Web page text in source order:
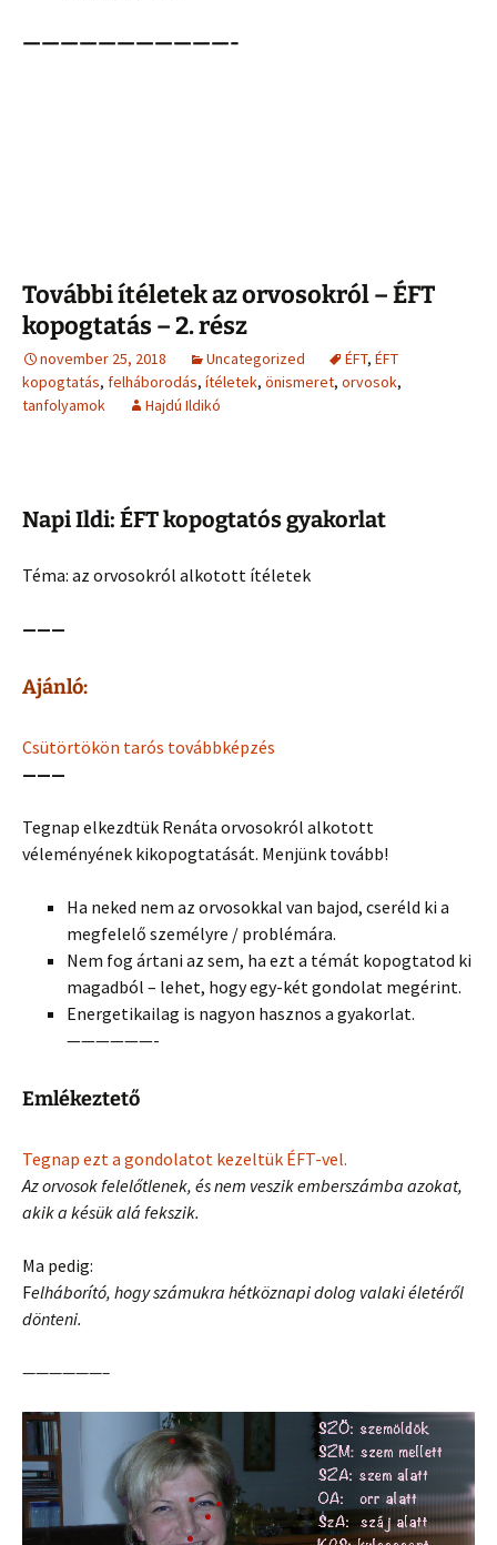
———————————-
További ítéletek az orvosokról – ÉFT
kopogtatás – 2. rész
november 25, 2018 Uncategorized ÉFT, ÉFT
kopogtatás, felháborodás, ítéletek, önismeret, orvosok,
tanfolyamok
Hajdú Ildikó
Napi Ildi: ÉFT kopogtatós gyakorlat
Téma: az orvosokról alkotott ítéletek
———
Ajánló:
Csütörtökön tarós továbbképzés
———
Tegnap elkezdtük Renáta orvosokról alkotott
véleményének kikopogtatását. Menjünk tovább!
Ha neked nem az orvosokkal van bajod, cseréld ki a
megfelelő személyre / problémára.
Nem fog ártani az sem, ha ezt a témát kopogtatod ki
magadból – lehet, hogy egy-két gondolat megérint.
Energetikailag is nagyon hasznos a gyakorlat.
——————-
Emlékeztető
Tegnap ezt a gondolatot kezeltük ÉFT-vel.
Az orvosok felelőtlenek, és nem veszik emberszámba azokat,
akik a késük alá fekszik.
Ma pedig:
Felháborító, hogy számukra hétköznapi dolog valaki életéről
dönteni.
——————–